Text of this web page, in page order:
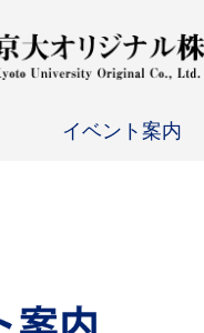
イベント案内